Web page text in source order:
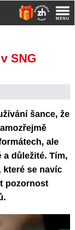
SNG
šance, že
ale
a důležité. Tím,
které se navíc
pozornost